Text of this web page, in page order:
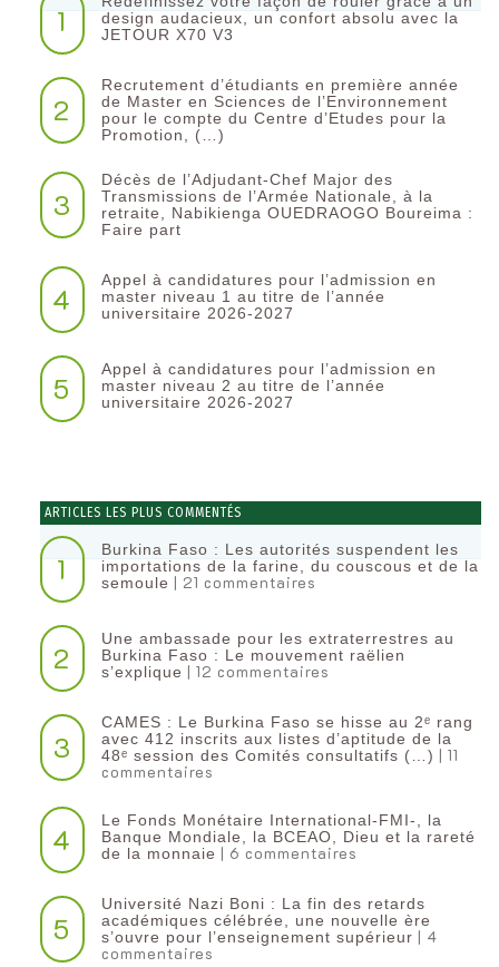
1
design audacieux, un confort absolu avec la
JETOUR X70 V3
2
Recrutement d’étudiants en première année
de Master en Sciences de l’Environnement
pour le compte du Centre d’Etudes pour la
Promotion, (…)
3
Décès de l’Adjudant-Chef Major des
Transmissions de l’Armée Nationale, à la
retraite, Nabikienga OUEDRAOGO Boureima :
Faire part
4
Appel à candidatures pour l’admission en
master niveau 1 au titre de l’année
universitaire 2026-2027
5
Appel à candidatures pour l’admission en
master niveau 2 au titre de l’année
universitaire 2026-2027
ARTICLES LES PLUS COMMENTÉS
1
Burkina Faso : Les autorités suspendent les
importations de la farine, du couscous et de la
semoule
| 21 commentaires
2
Une ambassade pour les extraterrestres au
Burkina Faso : Le mouvement raëlien
s’explique
| 12 commentaires
3
CAMES : Le Burkina Faso se hisse au 2ᵉ rang
avec 412 inscrits aux listes d’aptitude de la
48ᵉ session des Comités consultatifs (…)
| 11
commentaires
4
Le Fonds Monétaire International-FMI-, la
Banque Mondiale, la BCEAO, Dieu et la rareté
de la monnaie
| 6 commentaires
5
Université Nazi Boni : La fin des retards
académiques célébrée, une nouvelle ère
s’ouvre pour l’enseignement supérieur | 4
commentaires